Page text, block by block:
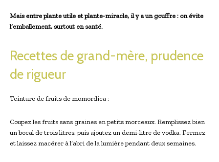
Mais entre plante utile et plante-miracle, il y a un gouffre : on évite
l’emballement, surtout en santé.
Recettes de grand-mère, prudence
de rigueur
Teinture de fruits de momordica :
Coupez les fruits sans graines en petits morceaux. Remplissez bien
un bocal de trois litres, puis ajoutez un demi-litre de vodka. Fermez
et laissez macérer à l’abri de la lumière pendant deux semaines.